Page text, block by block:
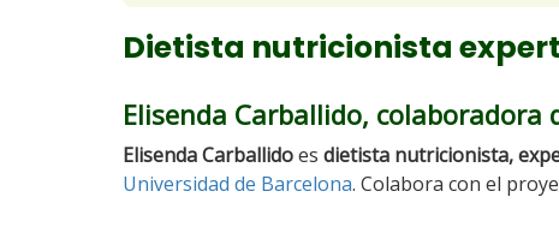
Dietista nutricionista
Elisenda Carballido, colaboradora
Elisenda Carballidoes dietista nutricionista,
Universidad de Barcelona. Colabora con el